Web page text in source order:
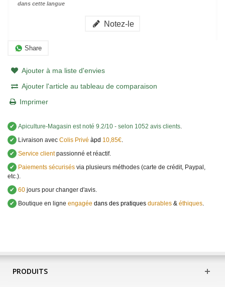
dans cette langue
Notez-le
Share
Ajouter à ma liste d'envies
Ajouter l'article au tableau de comparaison
Imprimer
✔ Apiculture-Magasin est noté 9.2/10 - selon 1052 avis clients.
✔
Livraison avec Colis Privé àpd 10,85€.
✔ Service clientpassionné et réactif.
✔
Paiements sécurisés via plusieurs méthodes (carte de crédit, Paypal,
etc.).
✔ 60 jours pour changer d'avis.
✔
Boutique en ligne engagée dans des pratiques durables & éthiques.
PRODUITS